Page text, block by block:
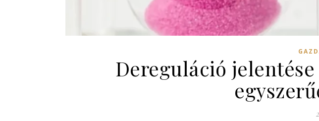
Dereguláció jelentése